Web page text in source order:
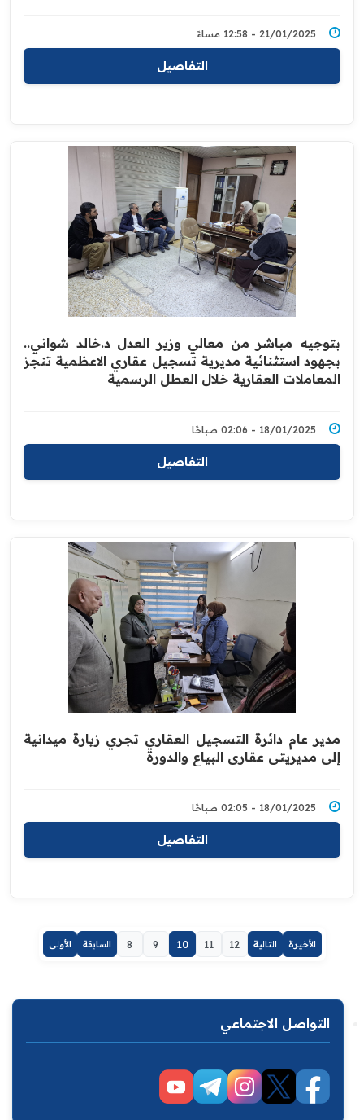
21/01/2025 - 12:58 مساءً
التفاصيل
بتوجيه مباشر من معالي وزير العدل د.خالد شواني..
بجهود استثنائية مديرية تسجيل عقاري الاعظمية تنجز
المعاملات العقارية خلال العطل الرسمية
18/01/2025 - 02:06 صباحًا
التفاصيل
مدير عام دائرة التسجيل العقاري تجري زيارة ميدانية
إلى مديريتي عقاري البياع والدورة
18/01/2025 - 02:05 صباحًا
التفاصيل
الأولى السابقة 8 9 10 11 12 التالية الأخيرة
التواصل الاجتماعي